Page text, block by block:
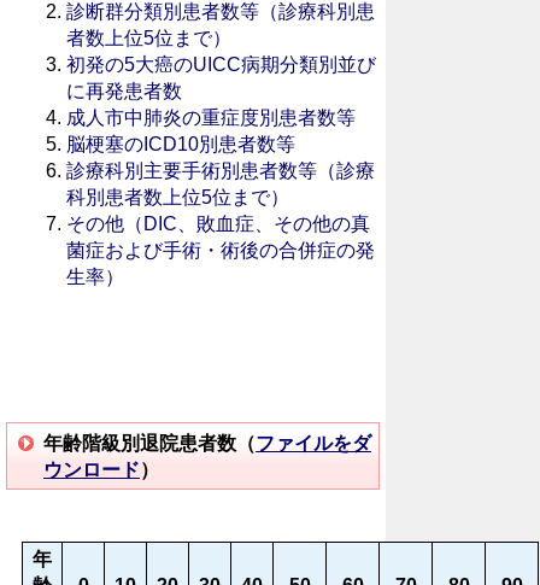
診断群分類別患者数等（診療科別患
者数上位5位まで）
初発の5大癌のUICC病期分類別並び
に再発患者数
成人市中肺炎の重症度別患者数等
脳梗塞のICD10別患者数等
診療科別主要手術別患者数等（診療
科別患者数上位5位まで）
その他（DIC、敗血症、その他の真
菌症および手術・術後の合併症の発
生率）
年齢階級別退院患者数（ファイルをダ
ウンロード）
年